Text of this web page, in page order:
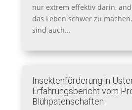
nur extrem effektiv darin,
das Leben schwer zu
sind auch...
Insektenförderung in
Erfahrungsbericht vom
Blühpatenschaften